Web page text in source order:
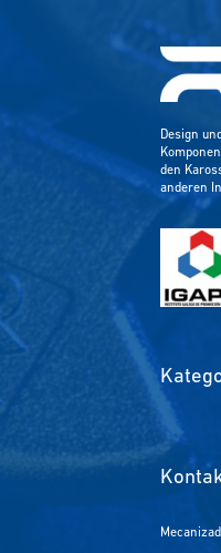
Design
den
anderen